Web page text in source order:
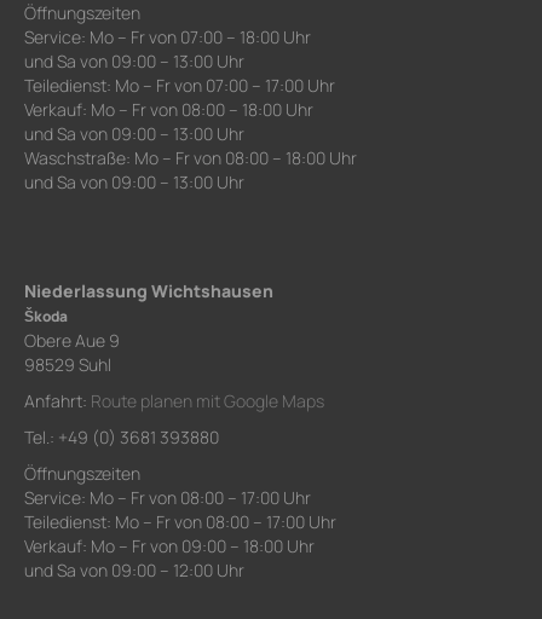
Öffnungszeiten
Service: Mo – Fr von 07:00 – 18:00 Uhr
und Sa von 09:00 – 13:00 Uhr
Teiledienst: Mo – Fr von 07:00 – 17:00 Uhr
Verkauf: Mo – Fr von 08:00 – 18:00 Uhr
und Sa von 09:00 – 13:00 Uhr
Waschstraße: Mo – Fr von 08:00 – 18:00 Uhr
und Sa von 09:00 – 13:00 Uhr
Niederlassung Wichtshausen
Škoda
Obere Aue 9
98529 Suhl
Anfahrt: Route planen mit Google Maps
Tel.: +49 (0) 3681 393880
Öffnungszeiten
Service: Mo – Fr von 08:00 – 17:00 Uhr
Teiledienst: Mo – Fr von 08:00 – 17:00 Uhr
Verkauf: Mo – Fr von 09:00 – 18:00 Uhr
und Sa von 09:00 – 12:00 Uhr